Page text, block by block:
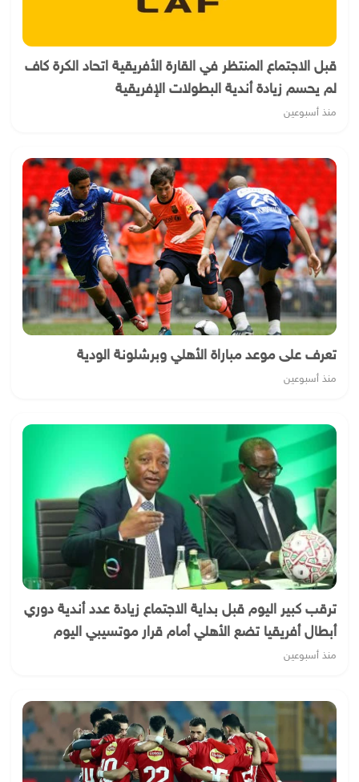
قبل الاجتماع المنتظر في القارة الأفريقية اتحاد الكرة كاف
لم يحسم زيادة أندية البطولات الإفريقية
منذ أسبوعين
تعرف على موعد مباراة الأهلي وبرشلونة الودية
منذ أسبوعين
ترقب كبير اليوم قبل بداية الاجتماع زيادة عدد أندية دوري
أبطال أفريقيا تضع الأهلي أمام قرار موتسيبي اليوم
منذ أسبوعين